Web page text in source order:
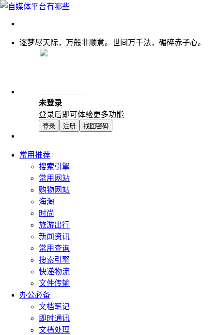
逐梦尽天际，万般非顺意。世间万千法，碾碎赤子心。
未登录
登录后即可体验更多功能
登录 注册 找回密码
常用推荐
搜索引擎
常用网站
购物网站
海淘
时尚
旅游出行
新闻资讯
常用查询
搜索引擎
快递物流
文件传输
办公必备
文档笔记
即时通讯
文档处理